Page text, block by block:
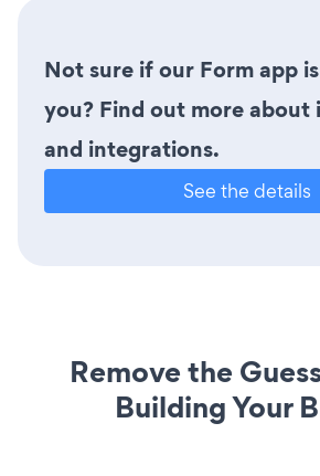
Not sure if our Form app
you? Find out more about
and integrations.
See the details
Remove the
Building Your